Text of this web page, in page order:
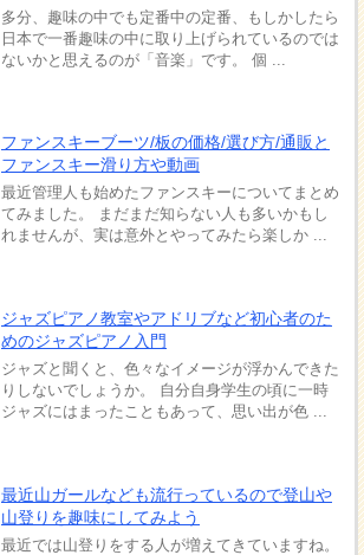
多分、趣味の中でも定番中の定番、もしかしたら
日本で一番趣味の中に取り上げられているのでは
ないかと思えるのが「音楽」です。 個 ...
ファンスキーブーツ/板の価格/選び方/通販と
ファンスキー滑り方や動画
最近管理人も始めたファンスキーについてまとめ
てみました。 まだまだ知らない人も多いかもし
れませんが、実は意外とやってみたら楽しか ...
ジャズピアノ教室やアドリブなど初心者のた
めのジャズピアノ入門
ジャズと聞くと、色々なイメージが浮かんできた
りしないでしょうか。 自分自身学生の頃に一時
ジャズにはまったこともあって、思い出が色 ...
最近山ガールなども流行っているので登山や
山登りを趣味にしてみよう
最近では山登りをする人が増えてきていますね。